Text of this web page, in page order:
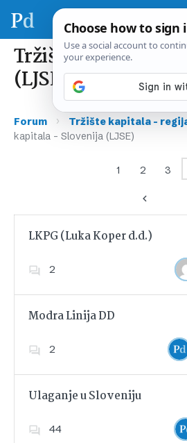
Tržišta kapitala –
(LJSE)
Forum › Tržište kapitala –
kapitala – Slovenija (LJSE)
1 2 3
LKPG (Luka Koper d.d.)
2
Modra Linija DD
2
Ulaganje u Sloveniju
44